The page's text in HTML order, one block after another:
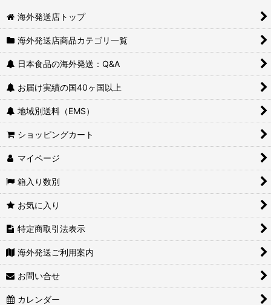
海外発送店トップ
海外発送店商品カテゴリ一覧
日本食品の海外発送：Q&A
お届け実績の国40ヶ国以上
地域別送料（EMS）
ショッピングカート
マイページ
箱入り数別
お気に入り
特定商取引法表示
海外発送ご利用案内
お問い合せ
カレンダー